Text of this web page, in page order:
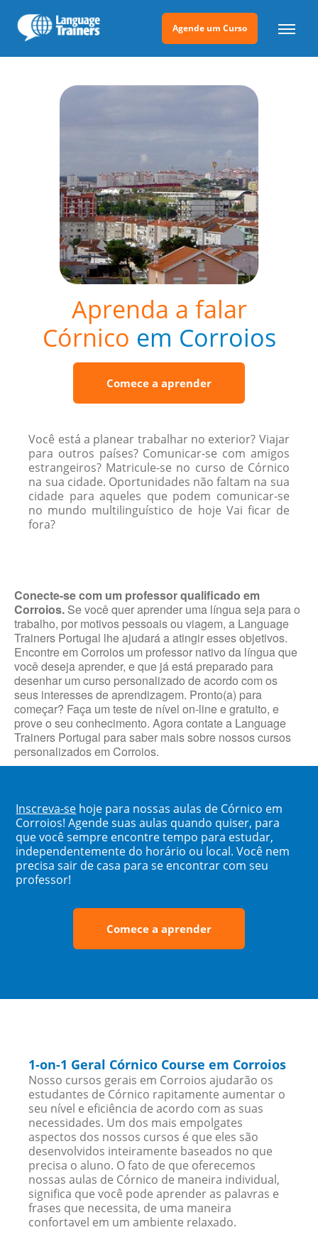
Agende um Curso
Aprenda a falar
Córnico em Corroios
Comece a aprender
Você está a planear trabalhar no exterior? Viajar
para outros países? Comunicar-se com amigos
estrangeiros? Matricule-se no curso de Córnico
na sua cidade. Oportunidades não faltam na sua
cidade para aqueles que podem comunicar-se
no mundo multilinguístico de hoje Vai ficar de
fora?
Conecte-se com um professor qualificado em
Corroios. Se você quer aprender uma língua seja para o
trabalho, por motivos pessoais ou viagem, a Language
Trainers Portugal lhe ajudará a atingir esses objetivos.
Encontre em Corroios um professor nativo da língua que
você deseja aprender, e que já está preparado para
desenhar um curso personalizado de acordo com os
seus interesses de aprendizagem. Pronto(a) para
começar? Faça um teste de nível on-line e gratuito, e
prove o seu conhecimento. Agora contate a Language
Trainers Portugal para saber mais sobre nossos cursos
personalizados em Corroios.
Inscreva-se hoje para nossas aulas de Córnico em
Corroios! Agende suas aulas quando quiser, para
que você sempre encontre tempo para estudar,
independentemente do horário ou local. Você nem
precisa sair de casa para se encontrar com seu
professor!
Comece a aprender
1-on-1 Geral Córnico Course em Corroios
Nosso cursos gerais em Corroios ajudarão os
estudantes de Córnico rapitamente aumentar o
seu nível e eficiência de acordo com as suas
necessidades. Um dos mais empolgates
aspectos dos nossos cursos é que eles são
desenvolvidos inteiramente baseados no que
precisa o aluno. O fato de que oferecemos
nossas aulas de Córnico de maneira individual,
significa que você pode aprender as palavras e
frases que necessita, de uma maneira
confortavel em um ambiente relaxado.